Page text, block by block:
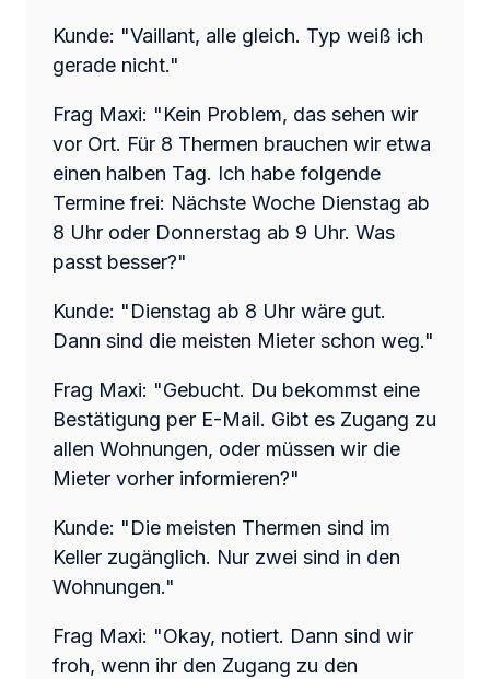
Kunde: "Vaillant, alle gleich. Typ weiß ich
gerade nicht."
Frag Maxi: "Kein Problem, das sehen wir
vor Ort. Für 8 Thermen brauchen wir etwa
einen halben Tag. Ich habe folgende
Termine frei: Nächste Woche Dienstag ab
8 Uhr oder Donnerstag ab 9 Uhr. Was
passt besser?"
Kunde: "Dienstag ab 8 Uhr wäre gut.
Dann sind die meisten Mieter schon weg."
Frag Maxi: "Gebucht. Du bekommst eine
Bestätigung per E-Mail. Gibt es Zugang zu
allen Wohnungen, oder müssen wir die
Mieter vorher informieren?"
Kunde: "Die meisten Thermen sind im
Keller zugänglich. Nur zwei sind in den
Wohnungen."
Frag Maxi: "Okay, notiert. Dann sind wir
froh, wenn ihr den Zugang zu den